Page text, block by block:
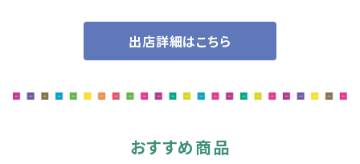
出店詳細はこちら
おすすめ商品